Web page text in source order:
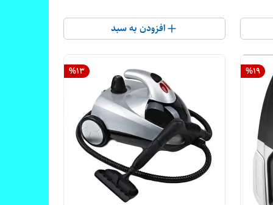
افزودن به سبد
%19
%13